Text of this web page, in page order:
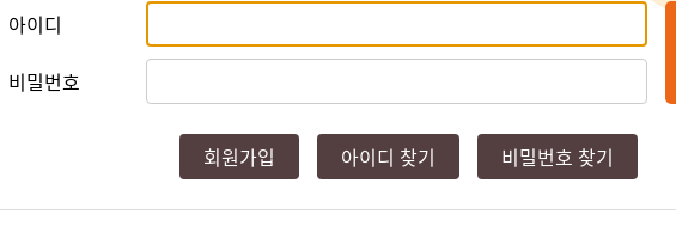
아이디
비밀번호
회원가입 아이디 찾기 비밀번호 찾기